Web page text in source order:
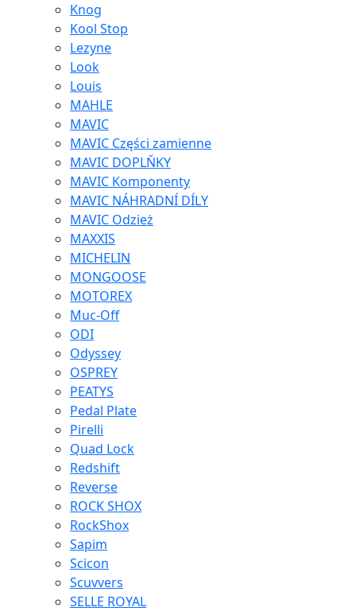
Knog
Kool Stop
Lezyne
Look
Louis
MAHLE
MAVIC
MAVIC Części zamienne
MAVIC DOPLŇKY
MAVIC Komponenty
MAVIC NÁHRADNÍ DÍLY
MAVIC Odzież
MAXXIS
MICHELIN
MONGOOSE
MOTOREX
Muc-Off
ODI
Odyssey
OSPREY
PEATYS
Pedal Plate
Pirelli
Quad Lock
Redshift
Reverse
ROCK SHOX
RockShox
Sapim
Scicon
Scuvvers
SELLE ROYAL